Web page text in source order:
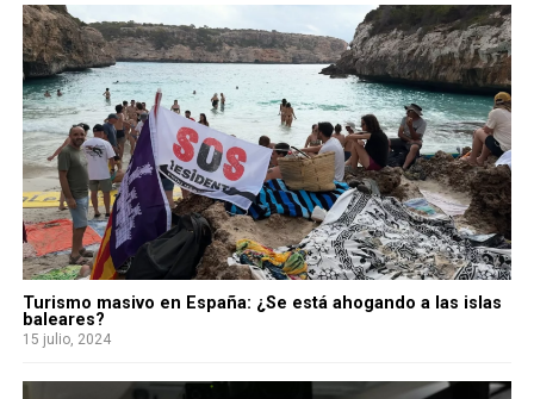
Turismo masivo en España: ¿Se está ahogando a las islas
baleares?
15 julio, 2024